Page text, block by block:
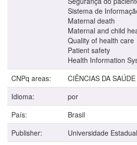
Sistema de
Maternal death
Maternal and child
Quality of health care
Patient safety
Health Information
CNPq areas:
CIÊNCIAS DA SAÚDE
Idioma:
por
País:
Brasil
Publisher:
Universidade